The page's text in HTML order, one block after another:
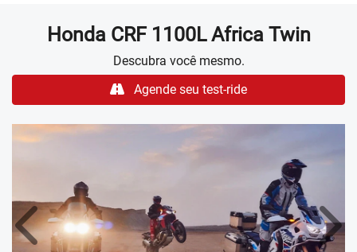
HondaCRF 1100L Africa Twin
Descubra você mesmo.
Agende seu test-ride
Anterior